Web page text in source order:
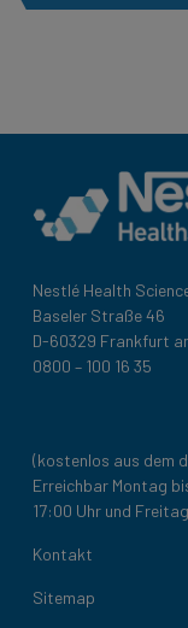
Nestlé Health
Baseler Straße 46
D-60329 Frankfurt
0800 – 100 16 35
(kostenlos aus dem
Erreichbar Montag
17:00 Uhr und
Legal
Kontakt
Sitemap